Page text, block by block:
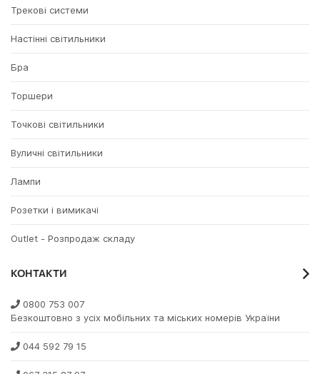
Трекові системи
Настінні світильники
Бра
Торшери
Точкові світильники
Вуличні світильники
Лампи
Розетки і вимикачі
Outlet - Розпродаж складу
КОНТАКТИ
0800 753 007
Безкоштовно з усіх мобільних та міських номерів України
044 592 79 15